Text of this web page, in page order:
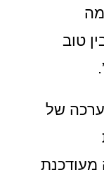
טוב
של
מעודכנת